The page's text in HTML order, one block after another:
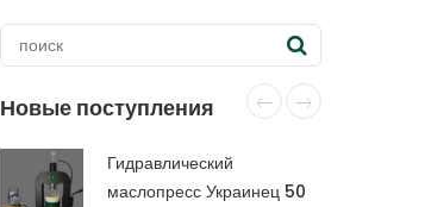
Новые поступления
Гидравлический
маслопресс Украинец 50